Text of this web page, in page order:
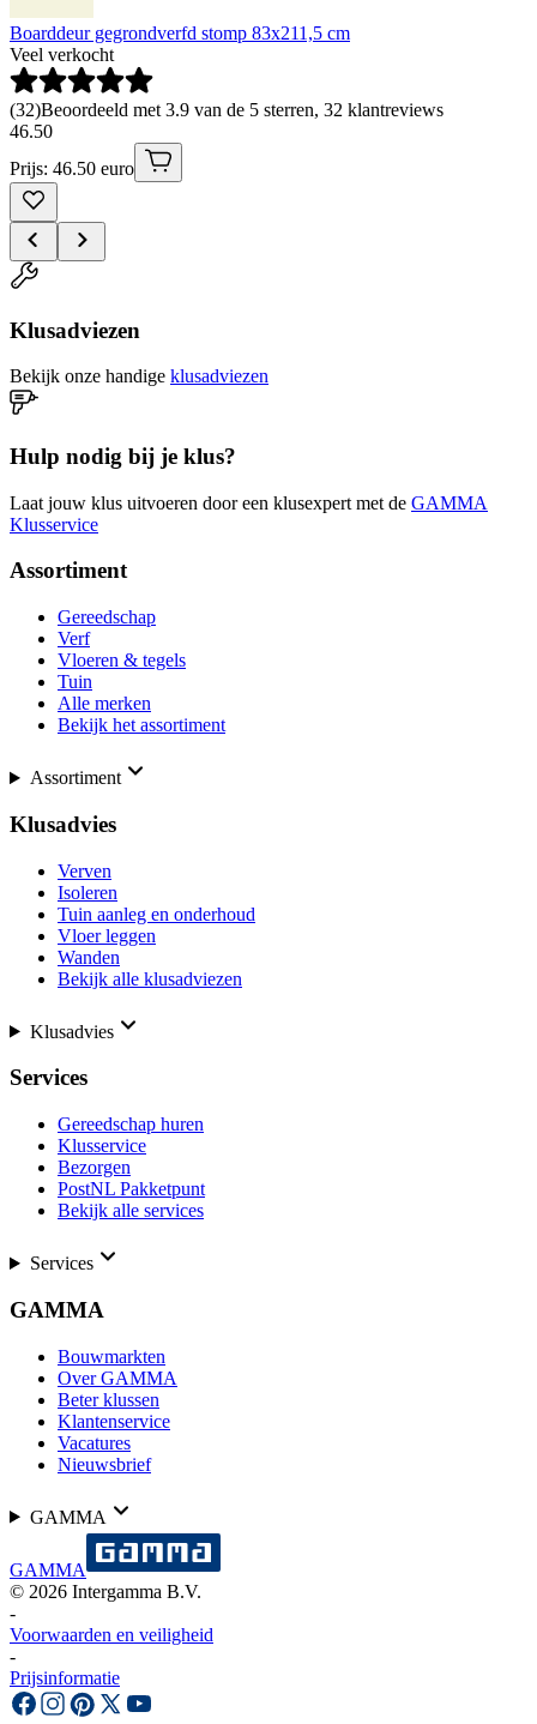
Boarddeur gegrondverfd stomp 83x211,5 cm
Veel verkocht
(32)Beoordeeld met 3.9 van de 5 sterren, 32 klantreviews
46.50
Prijs: 46.50 euro
Klusadviezen
Bekijk onze handige klusadviezen
Hulp nodig bij je klus?
Laat jouw klus uitvoeren door een klusexpert met de GAMMA
Klusservice
Assortiment
Gereedschap
Verf
Vloeren & tegels
Tuin
Alle merken
Bekijk het assortiment
Assortiment
Klusadvies
Verven
Isoleren
Tuin aanleg en onderhoud
Vloer leggen
Wanden
Bekijk alle klusadviezen
Klusadvies
Services
Gereedschap huren
Klusservice
Bezorgen
PostNL Pakketpunt
Bekijk alle services
Services
GAMMA
Bouwmarkten
Over GAMMA
Beter klussen
Klantenservice
Vacatures
Nieuwsbrief
GAMMA
GAMMA
© 2026 Intergamma B.V.
-
Voorwaarden en veiligheid
-
Prijsinformatie